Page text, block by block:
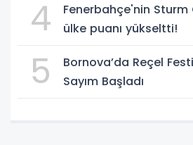
4
Fenerbahçe'nin Sturm
ülke puanı yükseltti!
5
Bornova’da Reçel
Sayım Başladı